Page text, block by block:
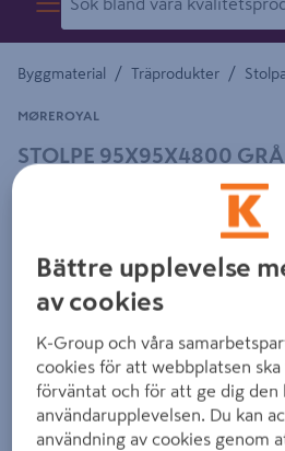
Byggmaterial / Träprodukter /
STOLPE 95X95X4800
MØREROYAL
Detaljerad beskrivning finns i
Bättre upplevelse
av cookies
K-Group och våra
cookies för att webbplatsen ska
förväntat och för att ge dig den
användarupplevelsen. Du kan
användning av cookies genom